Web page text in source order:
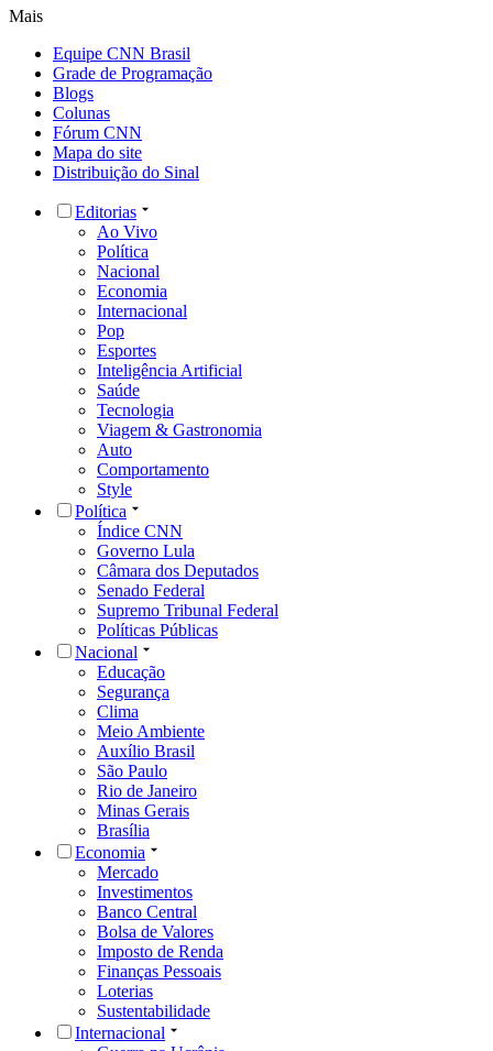
Mais
Equipe CNN Brasil
Grade de Programação
Blogs
Colunas
Fórum CNN
Mapa do site
Distribuição do Sinal
Editorias
Ao Vivo
Política
Nacional
Economia
Internacional
Pop
Esportes
Inteligência Artificial
Saúde
Tecnologia
Viagem & Gastronomia
Auto
Comportamento
Style
Política
Índice CNN
Governo Lula
Câmara dos Deputados
Senado Federal
Supremo Tribunal Federal
Políticas Públicas
Nacional
Educação
Segurança
Clima
Meio Ambiente
Auxílio Brasil
São Paulo
Rio de Janeiro
Minas Gerais
Brasília
Economia
Mercado
Investimentos
Banco Central
Bolsa de Valores
Imposto de Renda
Finanças Pessoais
Loterias
Sustentabilidade
Internacional